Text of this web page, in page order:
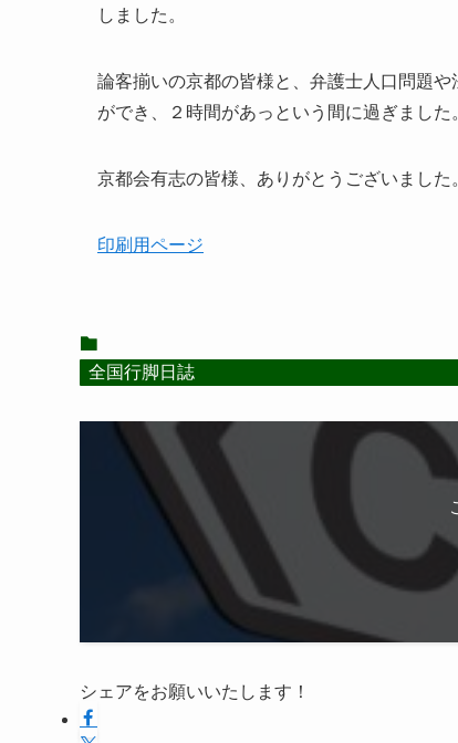
しました。
論客揃いの京都の皆様と、弁護士人口問題
ができ、２時間があっという間に過ぎました
京都会有志の皆様、ありがとうございました
印刷用ページ
全国行脚日誌
シェアをお願いいたします！